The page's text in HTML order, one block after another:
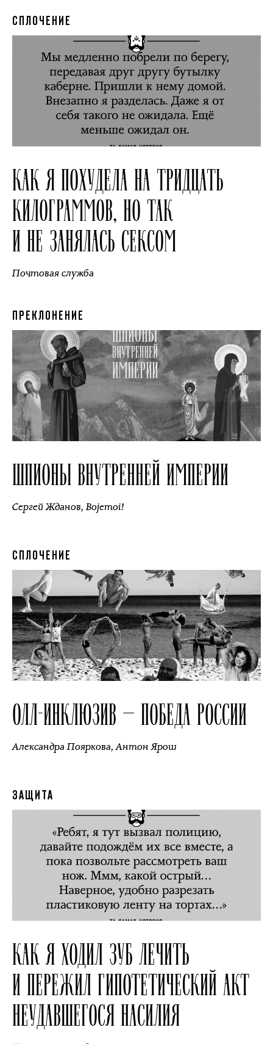
СПЛОЧЕНИЕ
КАК Я ПОХУДЕЛА НА ТРИДЦАТЬ
КИЛОГРАММОВ, НО ТАК
И НЕ ЗАНЯЛАСЬ СЕКСОМ
Почтовая служба
ПРЕКЛОНЕНИЕ
ШПИОНЫ ВНУТРЕННЕЙ ИМПЕРИИ
Сергей Жданов,Bojemoi!
СПЛОЧЕНИЕ
ОЛЛ-ИНКЛЮЗИВ — ПОБЕДА РОССИИ
Александра Пояркова,Антон Ярош
ЗАЩИТА
КАК Я ХОДИЛ ЗУБ ЛЕЧИТЬ
И ПЕРЕЖИЛ ГИПОТЕТИЧЕСКИЙ АКТ
НЕУДАВШЕГОСЯ НАСИЛИЯ